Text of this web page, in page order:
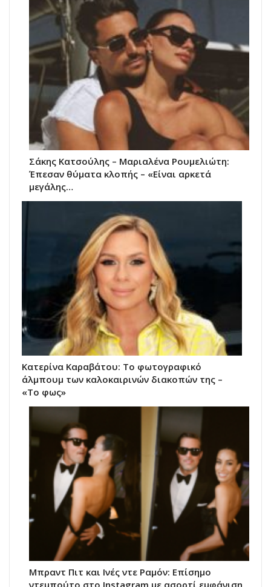
Σάκης Κατσούλης – Μαριαλένα Ρουμελιώτη:
Έπεσαν θύματα κλοπής – «Είναι αρκετά
μεγάλης…
Κατερίνα Καραβάτου: Το φωτογραφικό
άλμπουμ των καλοκαιρινών διακοπών της –
«Το φως»
Μπραντ Πιτ και Ινές ντε Ραμόν: Επίσημο